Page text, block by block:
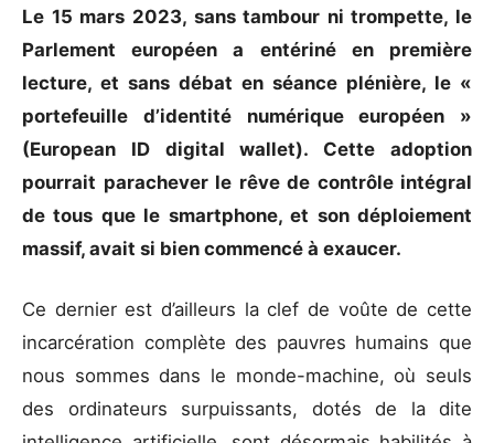
Le 15 mars 2023, sans tambour ni trompette, le
Parlement européen a entériné en première
lecture, et sans débat en séance plénière, le «
portefeuille d’identité numérique européen »
(European ID digital wallet). Cette adoption
pourrait parachever le rêve de contrôle intégral
de tous que le smartphone, et son déploiement
massif, avait si bien commencé à exaucer.
Ce dernier est d’ailleurs la clef de voûte de cette
incarcération complète des pauvres humains que
nous sommes dans le monde-machine, où seuls
des ordinateurs surpuissants, dotés de la dite